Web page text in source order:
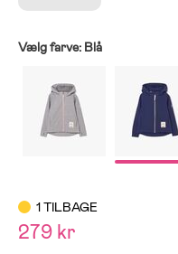
Vælg farve: Blå
1 TILBAGE
279 kr